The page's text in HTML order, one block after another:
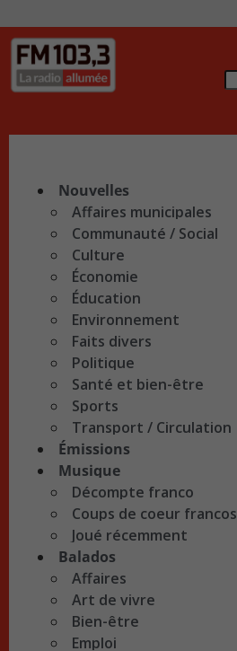
Nouvelles
Affaires municipales
Communauté / Social
Culture
Économie
Éducation
Environnement
Faits divers
Politique
Santé et bien-être
Sports
Transport / Circulation
Émissions
Musique
Décompte franco
Coups de coeur francos
Joué récemment
Balados
Affaires
Art de vivre
Bien-être
Emploi